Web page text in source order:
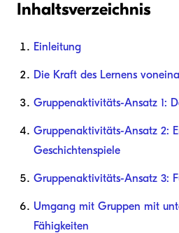
Inhaltsverzeichnis
Einleitung
Die Kraft des Lernens
Gruppenaktivitäts-Ansatz 1:
Gruppenaktivitäts-Ansatz 2:
Geschichtenspiele
Gruppenaktivitäts-Ansatz 3:
Umgang mit Gruppen mit
Fähigkeiten